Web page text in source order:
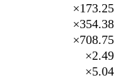
×173.25
×354.38
×708.75
×2.49
×5.04